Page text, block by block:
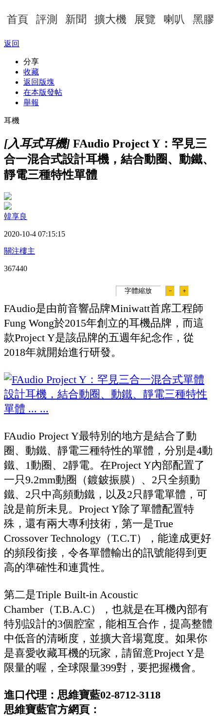
首頁 評測 新聞 擴大機 展覽 喇叭 黑膠
返回
分享
收藏
返回版塊
在本版發帖
舉報
耳機
[入耳式耳機] FAudio Project Y：罕見三
合一混合式設計耳機，結合動圈、動鐵、
靜電三種特性單體
韓享良
2020-10-4 07:15:15
關注樓主
367440
字體縮放 － ＋
FAudio是由前音響品牌Miniwatt首席工程師
Fung Wong於2015年創立的耳機品牌，而這
款Project Y是該品牌的五週年紀念作，從
2018年就開始進行研發。
FAudio Project Y最特別的地方是結合了動
圈、動鐵、靜電三種特性的單體，分別是4動
鐵、1動圈、2靜電。在Project Y內部配置了
一只9.2mm動圈（鍍鈹振膜）、2只全頻動
鐵、2只中高頻動鐵，以及2只靜電單體，可
說是前所未見。Project Y除了單體配置特
殊，還有兩大專利技術，第一是True
Crossover Technology（T.C.T），能達成更好
的頻段銜接，令各單體輸出的訊號能得到更
高的準確性和連貫性。
第二是Triple Built-in Acoustic
Chamber（T.B.A.C），也就是在耳機內部有
特別設計的3個腔室，能相互合作，提高整體
中低音的清晰度，並擴大音場寬度。如果你
是喜愛收藏耳機的玩家，請留意Project Y是
限量的喔，全球限量399對，要把握機會。
進口代理：思維寶藍02-8712-3118
思維寶藍官方網頁：